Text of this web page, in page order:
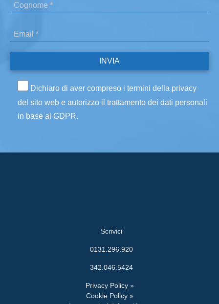
Dichiaro di aver compreso i termini della privacy
del sito web e autorizzo il trattamento dei dati personali
in base al GDPR.
Scrivici
0131.296.920
342.046.5424
Privacy Policy »
Cookie Policy »